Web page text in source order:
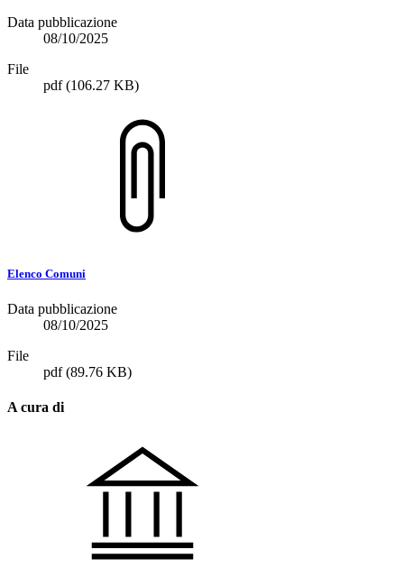
Data pubblicazione
08/10/2025
File
pdf(106.27 KB)
Elenco Comuni
Data pubblicazione
08/10/2025
File
pdf(89.76 KB)
A cura di